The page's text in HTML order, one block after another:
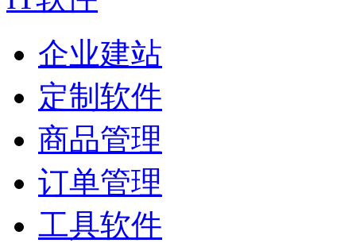
企业建站
定制软件
商品管理
订单管理
工具软件